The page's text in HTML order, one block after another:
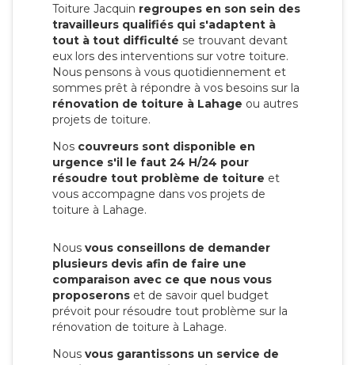
Toiture Jacquin regroupes en son sein des
travailleurs qualifiés qui s'adaptent à
tout à tout difficulté se trouvant devant
eux lors des interventions sur votre toiture.
Nous pensons à vous quotidiennement et
sommes prêt à répondre à vos besoins sur la
rénovation de toiture à Lahage ou autres
projets de toiture.
Nos couvreurs sont disponible en
urgence s'il le faut 24 H/24 pour
résoudre tout problème de toiture et
vous accompagne dans vos projets de
toiture à Lahage.
Nous vous conseillons de demander
plusieurs devis afin de faire une
comparaison avec ce que nous vous
proposerons et de savoir quel budget
prévoit pour résoudre tout problème sur la
rénovation de toiture à Lahage.
Nous vous garantissons un service de